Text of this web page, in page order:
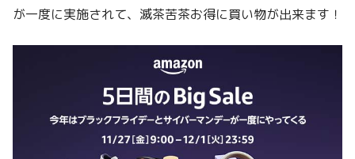
が一度に実施されて、滅茶苦茶お得に買い物が出来ます！